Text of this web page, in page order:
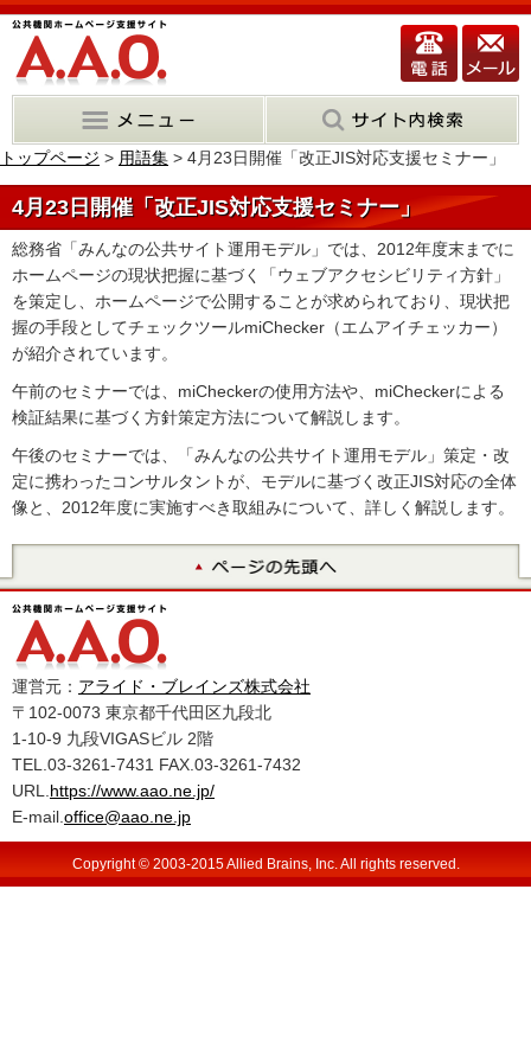
トップページ > 用語集 > 4月23日開催「改正JIS対応支援セミナー」
4月23日開催「改正JIS対応支援セミナー」
総務省「みんなの公共サイト運用モデル」では、2012年度末までに
ホームページの現状把握に基づく「ウェブアクセシビリティ方針」
を策定し、ホームページで公開することが求められており、現状把
握の手段としてチェックツールmiChecker（エムアイチェッカー）
が紹介されています。
午前のセミナーでは、miCheckerの使用方法や、miCheckerによる
検証結果に基づく方針策定方法について解説します。
午後のセミナーでは、「みんなの公共サイト運用モデル」策定・改
定に携わったコンサルタントが、モデルに基づく改正JIS対応の全体
像と、2012年度に実施すべき取組みについて、詳しく解説します。
運営元： アライド・ブレインズ株式会社
〒102-0073 東京都千代田区九段北
1-10-9 九段VIGASビル 2階
TEL.03-3261-7431 FAX.03-3261-7432
URL. https://www.aao.ne.jp/
E-mail. office@aao.ne.jp
Copyright © 2003-2015 Allied Brains, Inc. All rights reserved.